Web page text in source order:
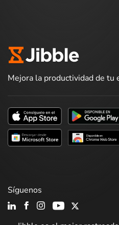
Mejora la productividad de tu
Síguenos